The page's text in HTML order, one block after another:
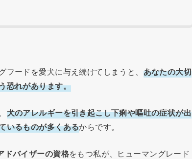
フードを愛犬に与え続けてしまうと、 あなたの大切
恐れがあります。
犬のアレルギーを引き起こし下痢や嘔吐の症状が出
いるものが多くあるからです。
ドバイザーの資格をもつ私が、ヒューマングレード